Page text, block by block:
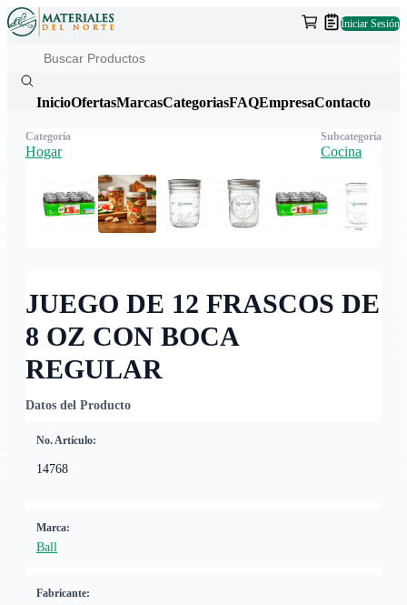
Iniciar Sesión
InicioOfertasMarcasCategoriasFAQEmpresaContacto
JUEGO DE 12 FRASCOS DE
8 OZ CON BOCA
REGULAR
Datos del Producto
No. Artículo:
14768
Marca:
Ball
Fabricante:
Categoría
Hogar
Subcategoría
Cocina